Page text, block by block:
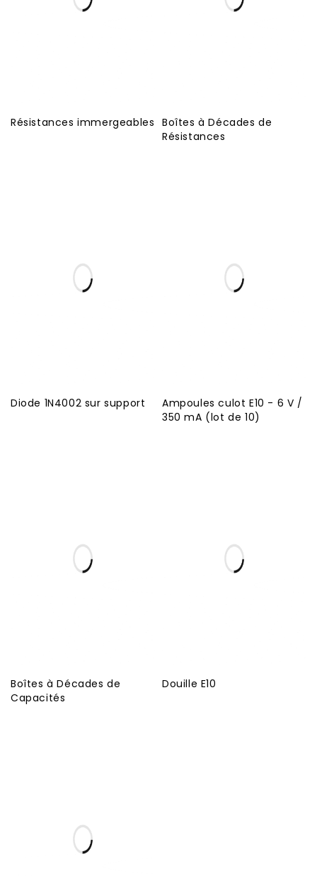
Résistances immergeables Boîtes à Décades de
Résistances
Diode 1N4002 sur support
Ampoules culot E10 - 6 V /
350 mA (lot de 10)
Boîtes à Décades de
Capacités
Douille E10